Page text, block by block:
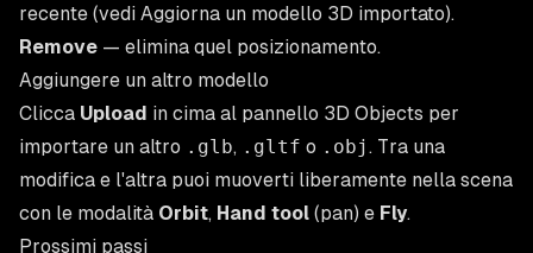
recente (vedi Aggiorna un modello 3D importato).
Remove — elimina quel posizionamento.
Aggiungere un altro modello
Clicca Upload in cima al pannello 3D Objects per
importare un altro .glb, .gltf o .obj . Tra una
modifica e l'altra puoi muoverti liberamente nella scena
con le modalità Orbit, Hand tool (pan) e Fly.
Prossimi passi